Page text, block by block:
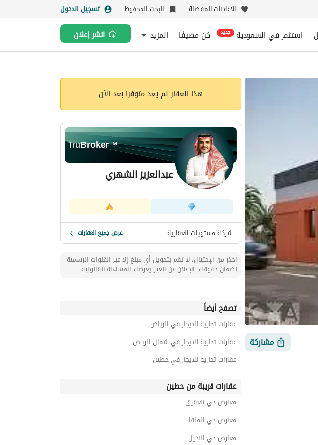
الإعلانات المفضلة البحث المحفوظ تسجيل الدخول
استثمر في السعودية جديد كن مضيفًا المزيد انشر إعلان
مشاركة
هذا العقار لم يعد متوفرا بعد الآن
TruBroker™
عبدالعزيز الشهري
شركة مستويات العقارية عرض جميع العقارات
احذر من الإحتيال، لا تقم بتحويل أي مبلغ إلا عبر القنوات الرسمية
لضمان حقوقك .الإعلان عن الغير يعرضك للمساءلة القانونية.
تصفح أيضاً
عقارات تجارية للايجار في الرياض
عقارات تجارية للايجار في شمال الرياض
عقارات تجارية للايجار في حطين
عقارات قريبة من حطين
معارض حي العقيق
معارض حي الملقا
معارض حي النخيل